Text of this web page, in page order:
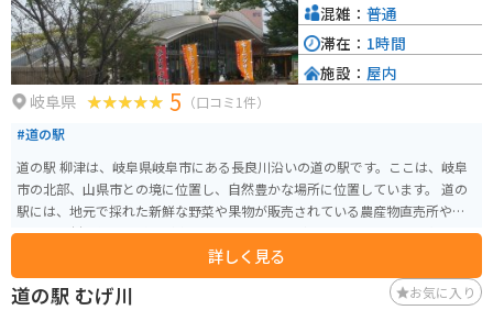
料理を楽しむことができます。 バイクで訪れる場合、道の駅には広い駐車場
が完備されているので安心です。夜叉ヶ池周辺は、 winding road が続くの
で、ツーリングにも最適です。ただし、山岳地帯のため、天候が変わりやす
いので注意が必要です。雨具や防寒具などの準備をしておくことをおすすめ
します。
岐阜県 5 （口コミ1件）
#道の駅
道の駅 柳津は、岐阜県岐阜市にある長良川沿いの道の駅です。ここは、岐阜
市の北部、山県市との境に位置し、自然豊かな場所に位置しています。 道の
駅には、地元で採れた新鮮な野菜や果物が販売されている農産物直売所や、
地元の食材を使った料理が楽しめるレストランがあります。 長良川を望むこ
とができる展望台もあり、休憩スポットとしても最適です。また、春には
桜、秋には紅葉が美しく、バイクツーリングの目的地としても人気がありま
す。周辺には、岐阜城などの観光スポットも点在しています。 バイクで訪れ
詳しく見る
混雑： 普通
滞在： 1時間
施設： 屋内
道の駅 むげ川 お気に入り